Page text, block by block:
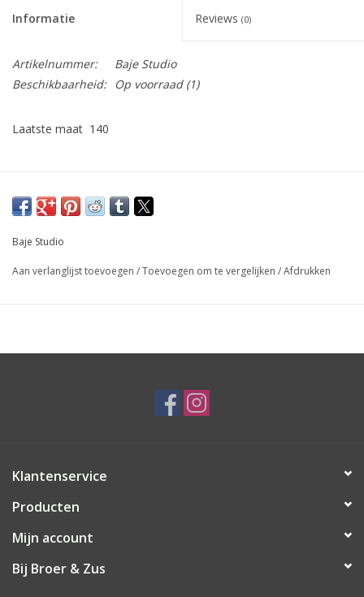
Informatie Reviews (0)
Artikelnummer:
Baje Studio
Beschikbaarheid:
Op voorraad(1)
Laatste maat 140
Baje Studio
Aan verlanglijst toevoegen /Toevoegen om te vergelijken /Afdrukken
Klantenservice
Producten
Mijn account
Bij Broer & Zus